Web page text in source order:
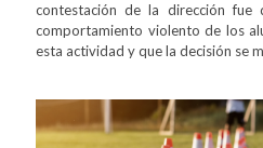
contestación de la dirección
comportamiento violento de los
esta actividad y que la decisión se